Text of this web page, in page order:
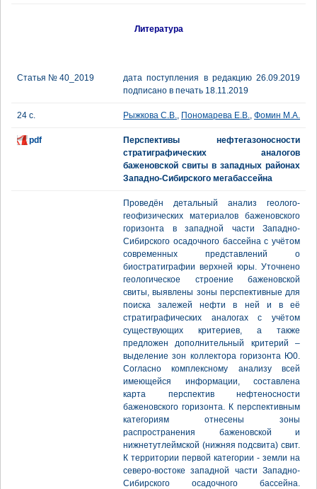
Литература
Статья № 40_2019
дата поступления в редакцию 26.09.2019
подписано в печать 18.11.2019
24 с. Рыжкова С.В., Пономарева Е.В., Фомин М.А.
pdf
Перспективы нефтегазоносности
стратиграфических аналогов
баженовской свиты в западных районах
Западно-Сибирского мегабассейна
Проведён детальный анализ геолого-
геофизических материалов баженовского
горизонта в западной части Западно-
Сибирского осадочного бассейна с учётом
современных представлений о
биостратиграфии верхней юры. Уточнено
геологическое строение баженовской
свиты, выявлены зоны перспективные для
поиска залежей нефти в ней и в её
стратиграфических аналогах с учётом
существующих критериев, а также
предложен дополнительный критерий –
выделение зон коллектора горизонта Ю0.
Согласно комплексному анализу всей
имеющейся информации, составлена
карта перспектив нефтеносности
баженовского горизонта. К перспективным
категориям отнесены зоны
распространения баженовской и
нижнетутлеймской (нижняя подсвита) свит.
К территории первой категории - земли на
северо-востоке западной части Западно-
Сибирского осадочного бассейна.